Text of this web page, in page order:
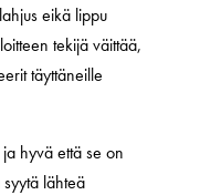
eikä lippu
tekijä väittää,
täyttäneille
hyvä että se on
syytä lähteä